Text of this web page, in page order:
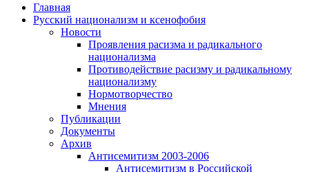
Главная
Русский национализм и ксенофобия
Новости
Проявления расизма и радикального
национализма
Противодействие расизму и радикальному
национализму
Нормотворчество
Мнения
Публикации
Документы
Архив
Антисемитизм 2003-2006
Антисемитизм в Российской